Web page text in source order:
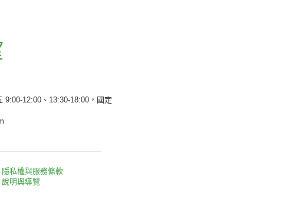
9:00-12:00、13:30-18:00，國定
隱私權與服務條款
說明與導覽